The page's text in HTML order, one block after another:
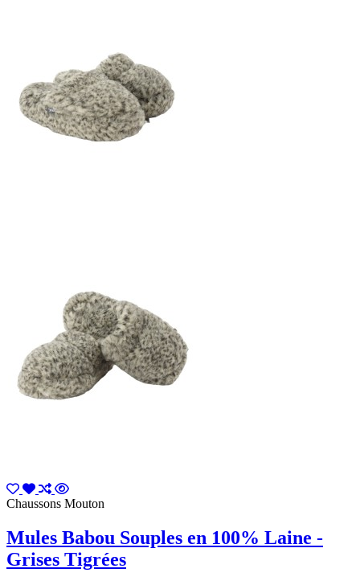
Chaussons Mouton
Mules Babou Souples en 100% Laine -
Grises Tigrées